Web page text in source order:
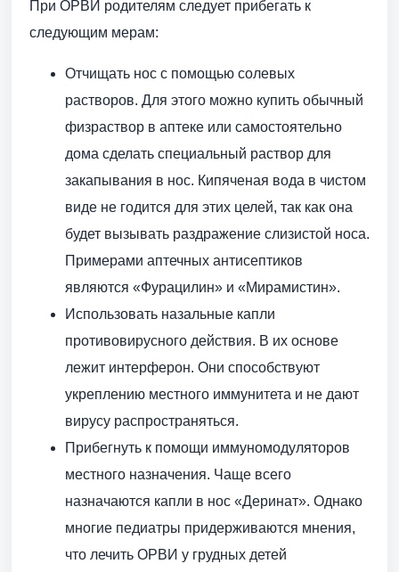
При ОРВИ родителям следует прибегать к
следующим мерам:
Отчищать нос с помощью солевых
растворов. Для этого можно купить обычный
физраствор в аптеке или самостоятельно
дома сделать специальный раствор для
закапывания в нос. Кипяченая вода в чистом
виде не годится для этих целей, так как она
будет вызывать раздражение слизистой носа.
Примерами аптечных антисептиков
являются «Фурацилин» и «Мирамистин».
Использовать назальные капли
противовирусного действия. В их основе
лежит интерферон. Они способствуют
укреплению местного иммунитета и не дают
вирусу распространяться.
Прибегнуть к помощи иммуномодуляторов
местного назначения. Чаще всего
назначаются капли в нос «Деринат». Однако
многие педиатры придерживаются мнения,
что лечить ОРВИ у грудных детей